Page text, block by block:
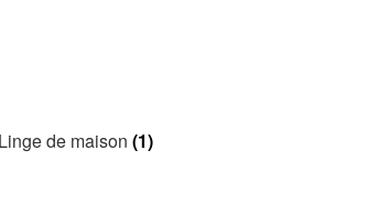
Linge de maison(1)